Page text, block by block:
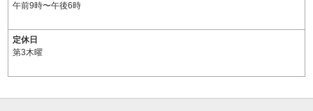
午前9時〜午後6時
定休日
第3木曜